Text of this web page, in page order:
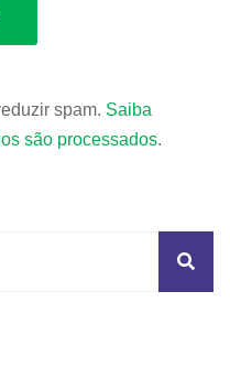
spam. Saiba
são processados.